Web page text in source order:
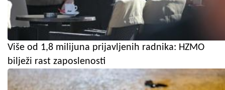
Više od 1,8 milijuna prijavljenih radnika: HZMO
bilježi rast zaposlenosti